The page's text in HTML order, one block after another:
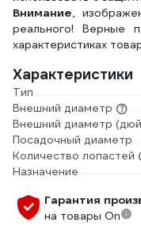
Внимание,
реального! Верные
характеристиках
Характеристики
Тип
Внешний диаметр
Внешний диаметр
Посадочный диаметр
Количество лопастей
Назначение
Гарантия
на товары On